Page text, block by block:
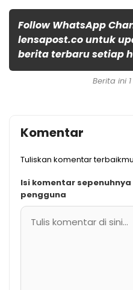
Follow WhatsApp
lensapost.co untuk
berita terbaru setiap
Berita ini
Komentar
Tuliskan komentar
Isi komentar
pengguna